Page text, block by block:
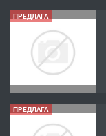
ПРЕДЛАГА
ПРЕДЛАГА